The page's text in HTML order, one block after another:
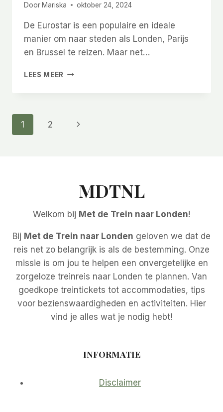
DoorMariska oktober 24, 2024
De Eurostar is een populaire en ideale
manier om naar steden als Londen, Parijs
en Brussel te reizen. Maar net…
LEES MEER HOE
Paginanavigatie
1 2
Volgende
MDTNL
Welkom bij Met de Trein naar Londen!
Bij Met de Trein naar Londen geloven we dat de
reis net zo belangrijk is als de bestemming. Onze
missie is om jou te helpen een onvergetelijke en
zorgeloze treinreis naar Londen te plannen. Van
goedkope treintickets tot accommodaties, tips
voor bezienswaardigheden en activiteiten. Hier
vind je alles wat je nodig hebt!
INFORMATIE
Disclaimer